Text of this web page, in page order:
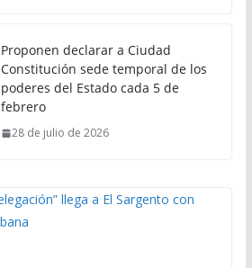
Proponen declarar a Ciudad
Constitución sede temporal de los
poderes del Estado cada 5 de
febrero
28 de julio de 2026